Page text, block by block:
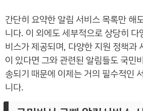
간단히 요약한 알림 서비스 목록만 해
니다. 이 외에도 세부적으로 상당히 다
비스가 제공되며, 다양한 지원 정책과
이 있다면 그와 관련된 알림들도 국민
송되기 때문에 이제는 거의 필수적인
니다.